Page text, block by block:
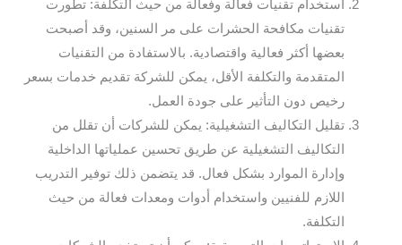
استخدام تقنيات فعالة وفعالة من حيث التكلفة: تطورت
تقنيات مكافحة الحشرات على مر السنين، وقد أصبحت
بعضها أكثر فعالية واقتصادية. بالاستفادة من التقنيات
المتقدمة والتكلفة الأقل، يمكن للشركة تقديم خدمات بسعر
رخيص دون التأثير على جودة العمل.
تقليل التكاليف التشغيلية: يمكن للشركات أن تقلل من
التكاليف التشغيلية عن طريق تحسين عملياتها الداخلية
وإدارة الموارد بشكل فعال. قد يتضمن ذلك توفير التدريب
اللازم للفنيين واستخدام أدوات ومعدات فعالة من حيث
التكلفة.